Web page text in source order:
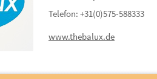
Telefon: +31(0)575-588333
www.thebalux.de